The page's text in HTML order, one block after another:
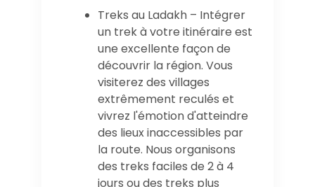
Treks au Ladakh – Intégrer
un trek à votre itinéraire est
une excellente façon de
découvrir la région. Vous
visiterez des villages
extrêmement reculés et
vivrez l'émotion d'atteindre
des lieux inaccessibles par
la route. Nous organisons
des treks faciles de 2 à 4
jours ou des treks plus